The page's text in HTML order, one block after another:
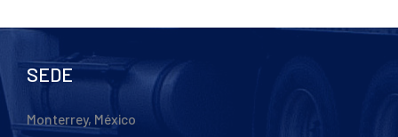
SEDE
Monterrey, México